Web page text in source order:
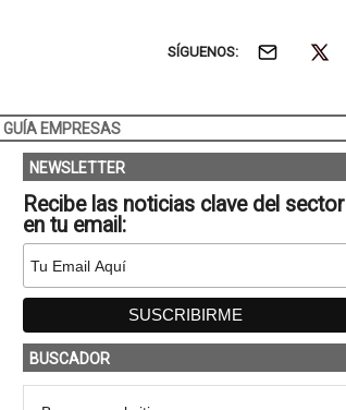
SÍGUENOS:
GUÍA EMPRESAS
NEWSLETTER
Recibe las noticias clave del sector
en tu email:
BUSCADOR